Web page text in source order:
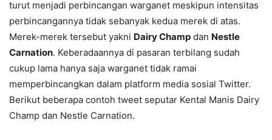
turut menjadi perbincangan warganet meskipun intensitas
perbincangannya tidak sebanyak kedua merek di atas.
Merek-merek tersebut yakni Dairy Champ dan Nestle
Carnation. Keberadaannya di pasaran terbilang sudah
cukup lama hanya saja warganet tidak ramai
memperbincangkan dalam platform media sosial Twitter.
Berikut beberapa contoh tweet seputar Kental Manis Dairy
Champ dan Nestle Carnation.